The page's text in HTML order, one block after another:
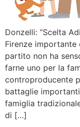
Donzelli: “Scelta
Firenze importante
partito non ha
farne uno per la
controproducente
battaglie
famiglia
di […]